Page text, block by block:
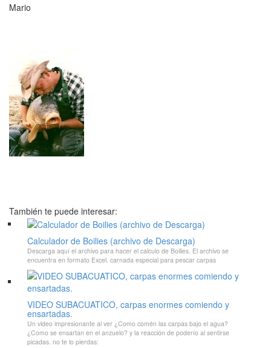
Mario
También te puede interesar:
Calculador de Boilies (archivo de Descarga)
Descarga aquí el archivo para hacer el calculo de Boilies. El archivo se
encuentra en formato Excel. carnada especial para pescar carpas
VIDEO SUBACUATICO, carpas enormes comiendo y
ensartadas.
Un video impresionante al ver ¿Como comén las carpas bajo el agua?
¿Como se ensartan en el anzuelo? y la reacción de poderío al sentirse
picadas. no te lo pierdas: